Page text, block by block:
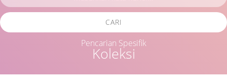
Koleksi
CARI
Pencarian Spesifik